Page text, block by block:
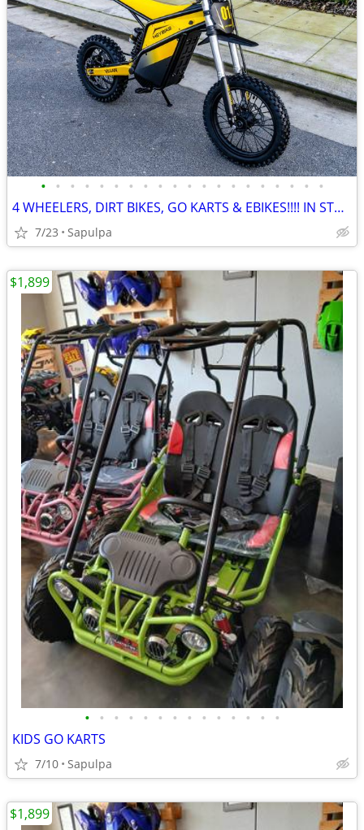
• • • • • • • • • • • • • • • • • • • •
4 WHEELERS, DIRT BIKES, GO KARTS & EBIKES!!!! IN STOCK NOW!!!
7/23 Sapulpa
• • • • • • • • • • • • • •
KIDS GO KARTS
7/10 Sapulpa
$1,899
$1,899